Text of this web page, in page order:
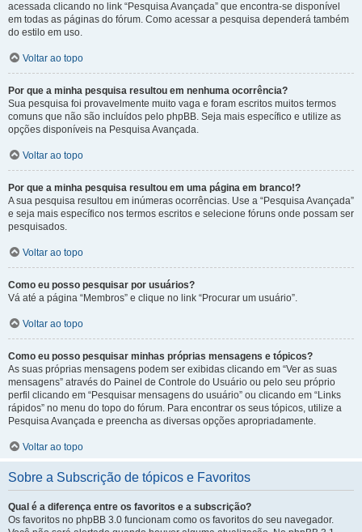
acessada clicando no link “Pesquisa Avançada” que encontra-se disponível
em todas as páginas do fórum. Como acessar a pesquisa dependerá também
do estilo em uso.
Voltar ao topo
Por que a minha pesquisa resultou em nenhuma ocorrência?
Sua pesquisa foi provavelmente muito vaga e foram escritos muitos termos
comuns que não são incluídos pelo phpBB. Seja mais específico e utilize as
opções disponíveis na Pesquisa Avançada.
Voltar ao topo
Por que a minha pesquisa resultou em uma página em branco!?
A sua pesquisa resultou em inúmeras ocorrências. Use a “Pesquisa Avançada”
e seja mais específico nos termos escritos e selecione fóruns onde possam ser
pesquisados.
Voltar ao topo
Como eu posso pesquisar por usuários?
Vá até a página “Membros” e clique no link “Procurar um usuário”.
Voltar ao topo
Como eu posso pesquisar minhas próprias mensagens e tópicos?
As suas próprias mensagens podem ser exibidas clicando em “Ver as suas
mensagens” através do Painel de Controle do Usuário ou pelo seu próprio
perfil clicando em “Pesquisar mensagens do usuário” ou clicando em “Links
rápidos” no menu do topo do fórum. Para encontrar os seus tópicos, utilize a
Pesquisa Avançada e preencha as diversas opções apropriadamente.
Voltar ao topo
Sobre a Subscrição de tópicos e Favoritos
Qual é a diferença entre os favoritos e a subscrição?
Os favoritos no phpBB 3.0 funcionam como os favoritos do seu navegador.